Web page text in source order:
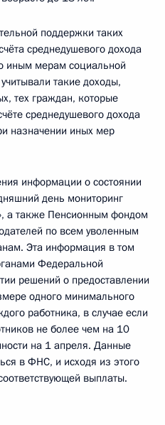
поддержки таких
среднедушевого дохода
иным мерам социальной
такие доходы,
тех граждан, которые
среднедушевого дохода
назначении иных мер
информации о состоянии
день мониторинг
а также Пенсионным фондом
по всем уволенным
Эта информация в том
Федеральной
решений о предоставлении
одного минимального
работника, в случае если
не более чем на 10
на 1 апреля. Данные
в ФНС, и исходя из этого
выплаты.